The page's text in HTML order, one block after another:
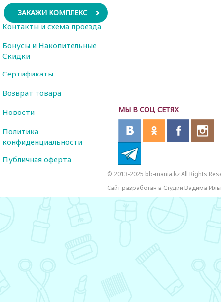
ЗАКАЖИ КОМПЛЕКС
МЫ В СОЦ СЕТЯХ
Контакты и схема проезда
Бонусы и Накопительные
Скидки
Сертификаты
Возврат товара
Новости
Политика
конфиденциальности
Публичная оферта
© 2013-2025 bb-mania.kz All Rights
Сайт разработан в Студии Вадима